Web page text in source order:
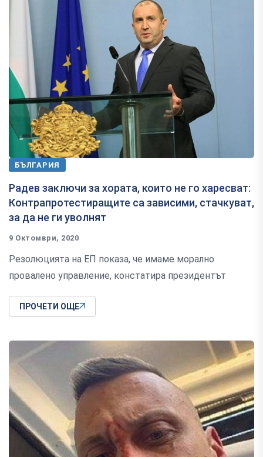
БЪЛГАРИЯ
Радев заключи за хората, които не го харесват:
Контрапротестиращите са зависими, стачкуват,
за да не ги уволнят
9 Октомври, 2020
Резолюцията на ЕП показа, че имаме морално
провалено управление, констатира президентът
ПРОЧЕТИ ОЩЕ